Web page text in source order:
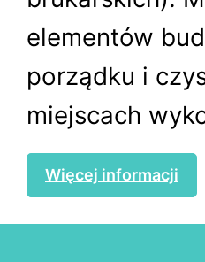
elementów
porządku i
miejscach
Więcej informacji